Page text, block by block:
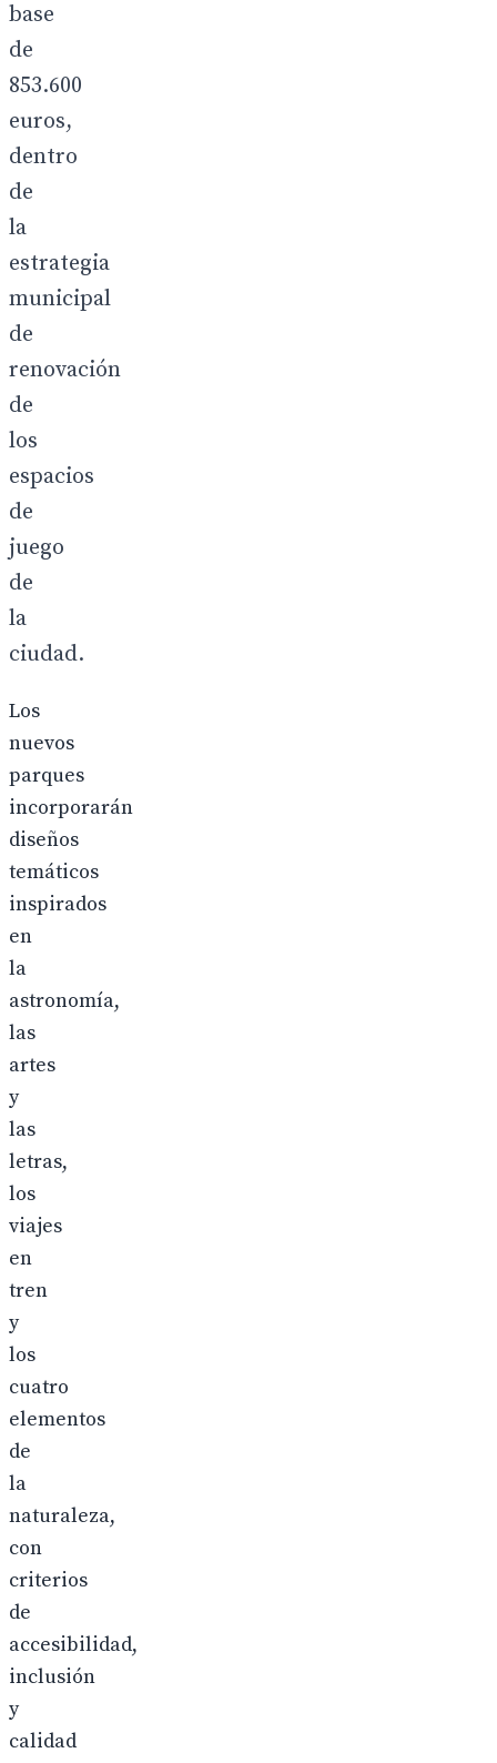
base
de
853.600
euros,
dentro
de
la
estrategia
municipal
de
renovación
de
los
espacios
de
juego
de
la
ciudad.
Los
nuevos
parques
incorporarán
diseños
temáticos
inspirados
en
la
astronomía,
las
artes
y
las
letras,
los
viajes
en
tren
y
los
cuatro
elementos
de
la
naturaleza,
con
criterios
de
accesibilidad,
inclusión
y
calidad